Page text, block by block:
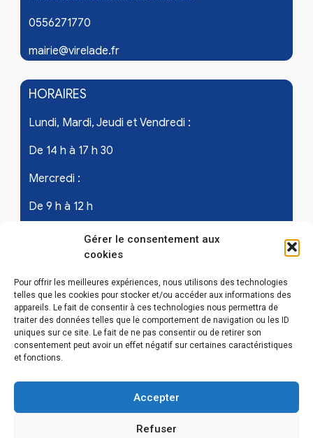
Gérer le consentement aux
cookies
Pour offrir les meilleures expériences, nous utilisons des technologies
telles que les cookies pour stocker et/ou accéder aux informations des
appareils. Le fait de consentir à ces technologies nous permettra de
traiter des données telles que le comportement de navigation ou les ID
uniques sur ce site. Le fait de ne pas consentir ou de retirer son
consentement peut avoir un effet négatif sur certaines caractéristiques
et fonctions.
Accepter
Refuser
0556271770
mairie@virelade.fr
HORAIRES
Lundi, Mardi, Jeudi et Vendredi :
De 14 h à 17 h 30
Mercredi :
De 9 h à 12 h
Samedi - les 1er et 3ème de chaque mois :
De 9 h à 12 h
LIENS UTILES
Mentions légales
Politique de confidentialité
Politique de cookies (EU)